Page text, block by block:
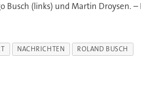
(links) und Martin Droysen.
NACHRICHTEN ROLAND BUSCH